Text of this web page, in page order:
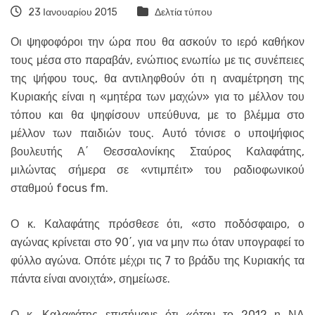
23 Ιανουαρίου 2015 Δελτία τύπου
Οι ψηφοφόροι την ώρα που θα ασκούν το ιερό καθήκον
τους μέσα στο παραβάν, ενώπιος ενωπίω με τις συνέπειες
της ψήφου τους, θα αντιληφθούν ότι η αναμέτρηση της
Κυριακής είναι η «μητέρα των μαχών» για το μέλλον του
τόπου και θα ψηφίσουν υπεύθυνα, με το βλέμμα στο
μέλλον των παιδιών τους. Αυτό τόνισε ο υποψήφιος
βουλευτής Α΄ Θεσσαλονίκης Σταύρος Καλαφάτης,
μιλώντας σήμερα σε «ντιμπέιτ» του ραδιοφωνικού
σταθμού focus fm.
Ο κ. Καλαφάτης πρόσθεσε ότι, «στο ποδόσφαιρο, ο
αγώνας κρίνεται στο 90΄, για να μην πω όταν υπογραφεί το
φύλλο αγώνα. Οπότε μέχρι τις 7 το βράδυ της Κυριακής τα
πάντα είναι ανοιχτά», σημείωσε.